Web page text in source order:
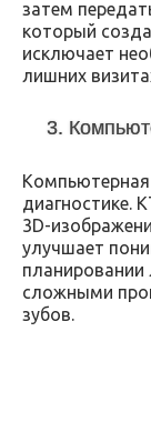
затем
который
исключает
лишних
3.
диагностике.
3D-
улучшает
планировании
сложными
зубов.